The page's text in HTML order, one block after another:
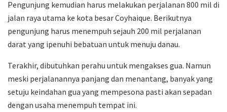
Pengunjung kemudian harus melakukan perjalanan 800 mil di
jalan raya utama ke kota besar Coyhaique. Berikutnya
pengunjung harus menempuh sejauh 200 mil perjalanan
darat yang ipenuhi bebatuan untuk menuju danau.
Terakhir, dibutuhkan perahu untuk mengakses gua. Namun
meski perjalanannya panjang dan menantang, banyak yang
setuju keindahan gua yang mempesona pasti akan sepadan
dengan usaha menempuh tempat ini.